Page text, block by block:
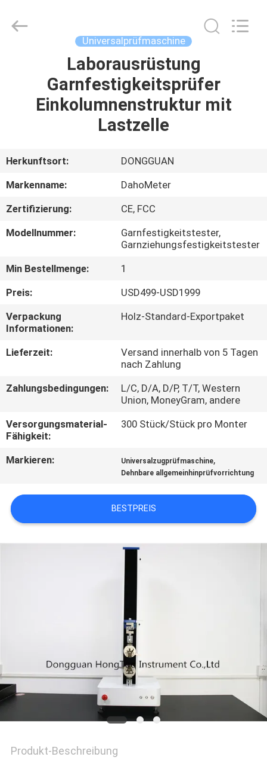
PRODUKTE
UNS
AUSFLUG
TRETEN
SIE
MIT
UNS
VERBINDUNG
FORDERN
SIE
ZITAT
Developed
Universalprüfmaschine
Laborausrüstung
Garnfestigkeitsprüfer
Einkolumnenstruktur mit
Lastzelle
Herkunftsort:
DONGGUAN
Markenname:
DahoMeter
Zertifizierung:
CE, FCC
Modellnummer:
Garnfestigkeitstester,
Garnziehungsfestigkeitstester
Min Bestellmenge:
1
Preis:
USD499-USD1999
Verpackung
Informationen:
Holz-Standard-Exportpaket
Lieferzeit:
Versand innerhalb von 5 Tagen
nach Zahlung
Zahlungsbedingungen:
L/C, D/A, D/P, T/T, Western
Union, MoneyGram, andere
Versorgungsmaterial-
Fähigkeit:
300 Stück/Stück pro Monter
Markieren: Universalzugprüfmaschine,
Dehnbare allgemeinhinprüfvorrichtung
BESTPREIS
Produkt-Beschreibung